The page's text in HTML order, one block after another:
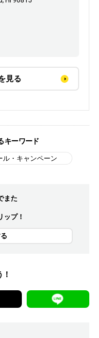
見る
キーワード
ル・キャンペーン
また
ップ！